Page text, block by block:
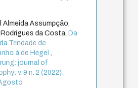
Almeida Assumpção,
Rodrigues da Costa, Da
Trindade de
à de Hegel,
journal of
v. 9 n. 2 (2022):